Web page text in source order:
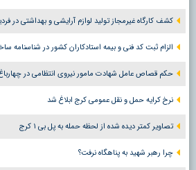
کشف کارگاه غیرمجاز تولید لوازم آرایشی و بهداشتی در
الزام ثبت کد فنی و بیمه استادکاران کشور در شناسنامه
حکم قصاص عامل شهادت مامور نیروی انتظامی در
نرخ کرایه حمل و نقل عمومی کرج ابلاغ شد
تصاویر کمتر دیده شده از لحظه حمله به پل بی ۱ کرج
چرا رهبر شهید به پناهگاه نرفت؟